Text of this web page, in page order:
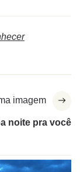
imagem
noite pra você